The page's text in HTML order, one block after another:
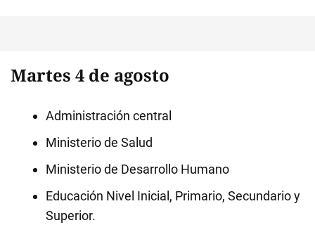
Martes 4 de agosto
Administración central
Ministerio de Salud
Ministerio de Desarrollo Humano
Educación Nivel Inicial, Primario, Secundario y
Superior.